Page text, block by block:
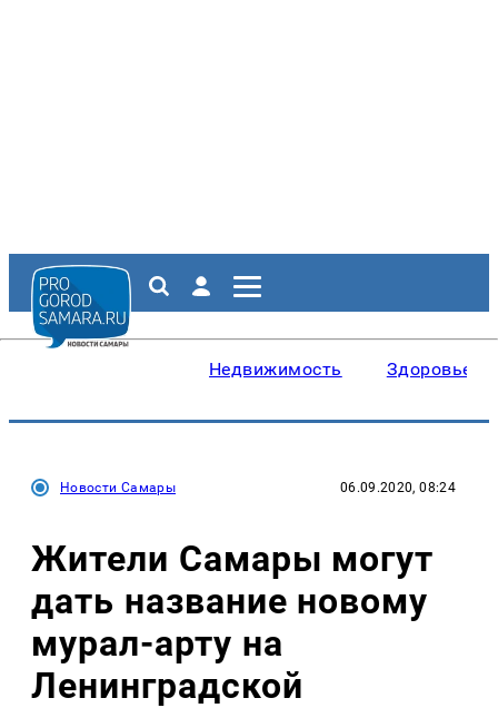
Недвижимость Здоровье
Новости Самары 06.09.2020, 08:24
Жители Самары могут
дать название новому
мурал-арту на
Ленинградской